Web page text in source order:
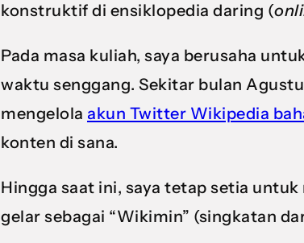
konstruktif di ensiklopedia daring (
Pada masa kuliah, saya berusaha
waktu senggang. Sekitar bulan
mengelola akun Twitter Wikipedia
konten di sana.
Hingga saat ini, saya tetap setia
gelar sebagai “Wikimin” (singkatan